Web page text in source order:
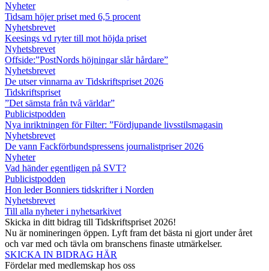
Nyheter
Tidsam höjer priset med 6,5 procent
Nyhetsbrevet
Keesings vd ryter till mot höjda priset
Nyhetsbrevet
Offside:”PostNords höjningar slår hårdare”
Nyhetsbrevet
De utser vinnarna av Tidskriftspriset 2026
Tidskriftspriset
”Det sämsta från två världar”
Publicistpodden
Nya inriktningen för Filter: ”Fördjupande livsstilsmagasin
Nyhetsbrevet
De vann Fackförbundspressens journalistpriser 2026
Nyheter
Vad händer egentligen på SVT?
Publicistpodden
Hon leder Bonniers tidskrifter i Norden
Nyhetsbrevet
Till alla nyheter i nyhetsarkivet
Skicka in ditt bidrag till Tidskriftspriset 2026!
Nu är nomineringen öppen. Lyft fram det bästa ni gjort under året
och var med och tävla om branschens finaste utmärkelser.
SKICKA IN BIDRAG HÄR
Fördelar med medlemskap hos oss